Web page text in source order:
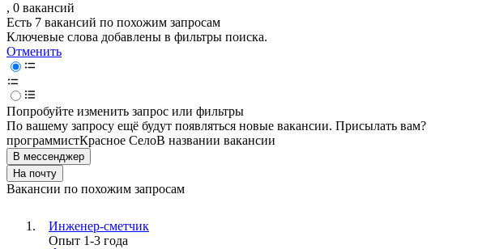
, 0 вакансий
Есть 7 вакансий по похожим запросам
Ключевые слова добавлены в фильтры поиска.
Отменить
Попробуйте изменить запрос или фильтры
По вашему запросу ещё будут появляться новые вакансии. Присылать вам?
программистКрасное СелоВ названии вакансии
В мессенджер
На почту
Вакансии по похожим запросам
Инженер-сметчик
Опыт 1-3 года